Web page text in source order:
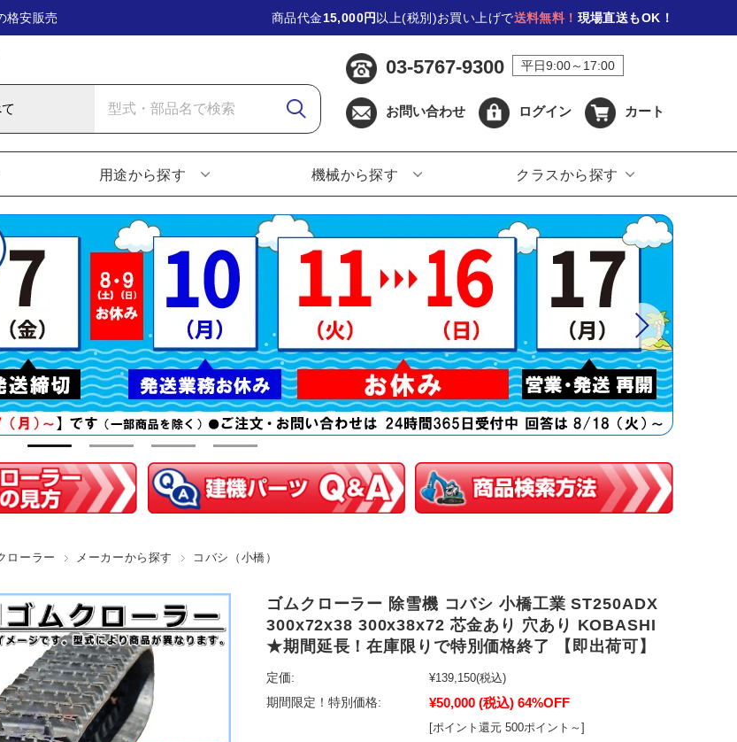
格安販売 商品代金15,000円 以上(税別)お買い上げで送料無料！ 現場直送もOK！
03-5767-9300 平日9:00～17:00
お問い合わせ ログイン カート
用途から探す 機械から探す クラスから探す
ローラー メーカーから探す コバシ（小橋）
ゴムクローラー 除雪機 コバシ 小橋工業 ST250ADX
300x72x38 300x38x72 芯金あり 穴あり KOBASHI
★期間延長！在庫限りで特別価格終了 【即出荷可】
定価: ¥139,150(税込)
期間限定！特別価格:
¥50,000 (税込) 64%OFF
[ポイント還元 500ポイント～]